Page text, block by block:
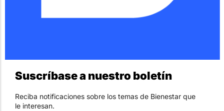
Suscríbase a nuestro boletín
Reciba notificaciones sobre los temas de Bienestar que
le interesan.